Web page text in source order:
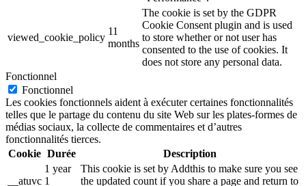
viewed_cookie_policy
11
months
The cookie is set by the GDPR
Cookie Consent plugin and is used
to store whether or not user has
consented to the use of cookies. It
does not store any personal data.
Fonctionnel
Fonctionnel
Les cookies fonctionnels aident à exécuter certaines fonctionnalités
telles que le partage du contenu du site Web sur les plates-formes de
médias sociaux, la collecte de commentaires et d’autres
fonctionnalités tierces.
Cookie Durée Description
__atuvc
1 year
1
This cookie is set by Addthis to make sure you see
the updated count if you share a page and return to